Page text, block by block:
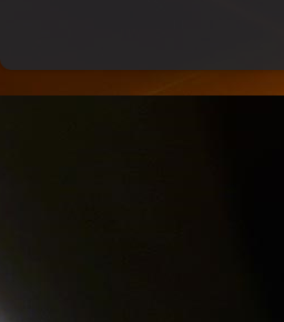
LA PSY VOUS EN PARLE